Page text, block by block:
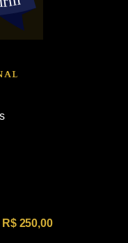
250,00